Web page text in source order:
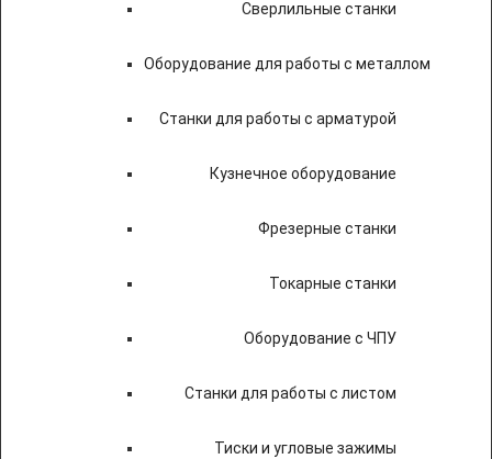
Сверлильные станки
Оборудование для работы с металлом
Станки для работы с арматурой
Кузнечное оборудование
Фрезерные станки
Токарные станки
Оборудование с ЧПУ
Станки для работы с листом
Тиски и угловые зажимы